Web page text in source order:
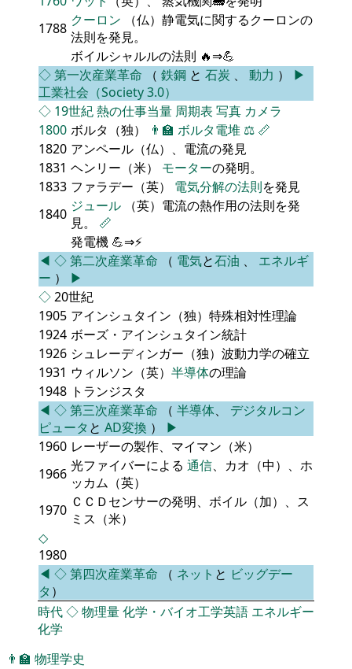
1788 クーロン （仏）静電気に関するクーロンの
法則を発見。
ボイルシャルルの法則 🔥⇒💪
◇第一次産業革命 （ 鉄鋼 と 石炭 、 動力 ） ▶
工業社会（Society 3.0）
◇ 19世紀熱の仕事当量 周期表 写真 カメラ
1800 ボルタ（独） 👨‍🏫 ボルタ電堆 ⚖️ 📏
1820 アンペール（仏）、電流の発見
1831 ヘンリー（米） モーターの発明。
1833 ファラデー（英） 電気分解の法則を発見
1840 ジュール （英）電流の熱作用の法則を発
見。 📏
発電機 💪⇒⚡
◀ ◇第二次産業革命 （ 電気と石油 、 エネルギ
ー ） ▶
◇20世紀
1905 アインシュタイン（独）特殊相対性理論
1924 ボーズ・アインシュタイン統計
1926 シュレーディンガー（独）波動力学の確立
1931 ウィルソン（英） 半導体の理論
1948 トランジスタ
◀ ◇第三次産業革命 （ 半導体、 デジタルコン
ピュータ と AD変換 ） ▶
1960 レーザーの製作、マイマン（米）
1966 光ファイバーによる 通信、カオ（中）、ホ
ッカム（英）
1970 ＣＣＤセンサーの発明、ボイル（加）、ス
ミス（米）
◇
1980
◀ ◇第四次産業革命 （ ネット と ビッグデー
タ ）
時代◇物理量化学・バイオ工学英語 エネルギー
化学
👨‍🏫 物理学史